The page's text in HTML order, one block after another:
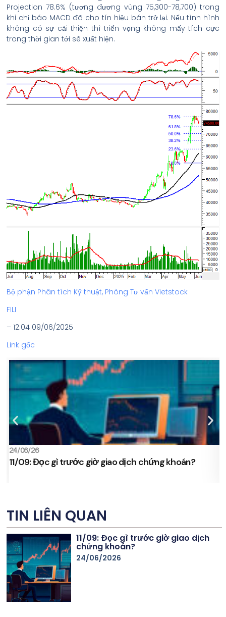
Projection 78.6% (tương đương vùng 75,300-78,700) trong
khi chỉ báo MACD đã cho tín hiệu bán trở lại. Nếu tình hình
không có sự cải thiện thì triển vọng không mấy tích cực
trong thời gian tới sẽ xuất hiện.
Bộ phận Phân tích Kỹ thuật, Phòng Tư vấn Vietstock
FILI
– 12:04 09/06/2025
Link gốc
24/06/26
11/09: Đọc gì trước giờ giao dịch chứng khoán?
TIN LIÊN QUAN
11/09: Đọc gì trước giờ giao dịch
chứng khoán?
24/06/2026